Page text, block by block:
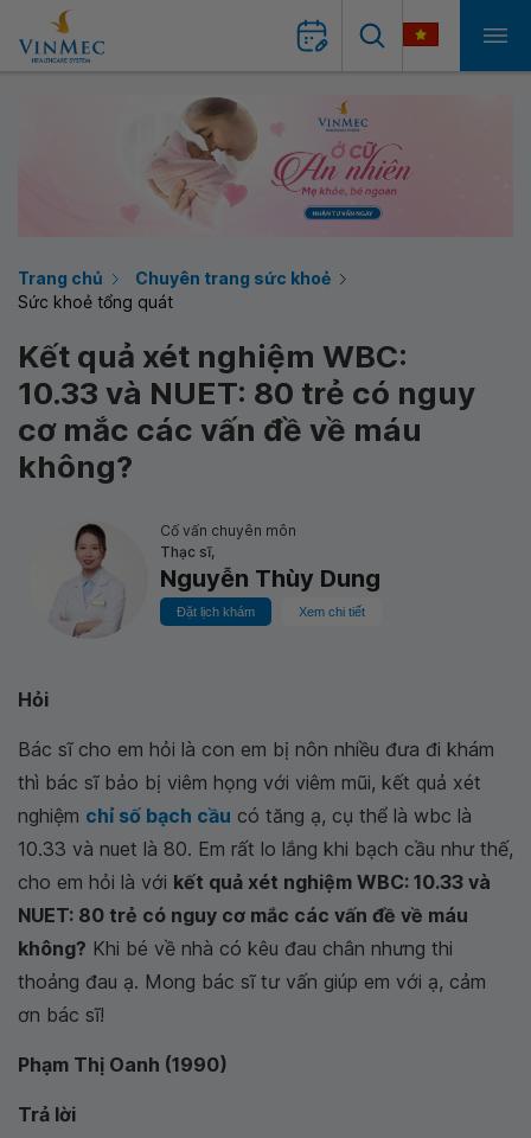
Trang chủ
Chuyên trang sức khoẻ
Sức khoẻ tổng quát
Kết quả xét nghiệm WBC:
10.33 và NUET: 80 trẻ có nguy
cơ mắc các vấn đề về máu
không?
Cố vấn chuyên môn
Thạc sĩ,
Nguyễn Thùy Dung
Đặt lịch khám Xem chi tiết
Hỏi
Bác sĩ cho em hỏi là con em bị nôn nhiều đưa đi khám
thì bác sĩ bảo bị viêm họng với viêm mũi, kết quả xét
nghiệm chỉ số bạch cầu có tăng ạ, cụ thể là wbc là
10.33 và nuet là 80. Em rất lo lắng khi bạch cầu như thế,
cho em hỏi là với kết quả xét nghiệm WBC: 10.33 và
NUET: 80 trẻ có nguy cơ mắc các vấn đề về máu
không? Khi bé về nhà có kêu đau chân nhưng thi
thoảng đau ạ. Mong bác sĩ tư vấn giúp em với ạ, cảm
ơn bác sĩ!
Phạm Thị Oanh (1990)
Trả lời